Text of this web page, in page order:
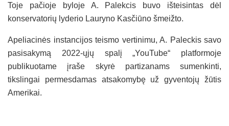
Toje pačioje byloje A. Palekcis buvo išteisintas dėl
konservatorių lyderio Lauryno Kasčiūno šmeižto.
Apeliacinės instancijos teismo vertinimu, A. Paleckis savo
pasisakymą 2022-ųjų spalį „YouTube“ platformoje
publikuotame įraše skyrė partizanams sumenkinti,
tikslingai permesdamas atsakomybę už gyventojų žūtis
Amerikai.